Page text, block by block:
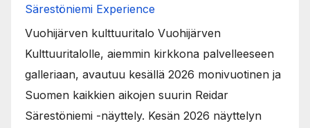
Särestöniemi Experience
Vuohijärven kulttuuritalo Vuohijärven
Kulttuuritalolle, aiemmin kirkkona palvelleeseen
galleriaan, avautuu kesällä 2026 monivuotinen ja
Suomen kaikkien aikojen suurin Reidar
Särestöniemi -näyttely. Kesän 2026 näyttelyn